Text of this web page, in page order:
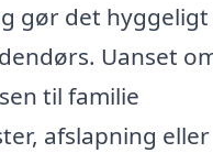
gør det
Uanset
til familie
afslapning eller